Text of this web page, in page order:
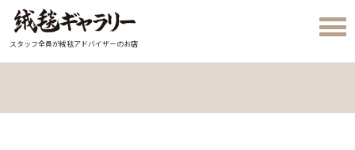
スタッフ全員が絨毯アドバイザーのお店